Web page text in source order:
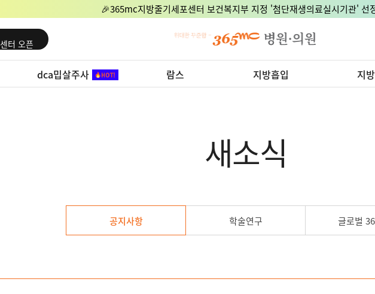
🎉365mc지방줄기세포센터 보건복지부 지정 '첨단재생의료실시기관' 선
터 오픈
터 오픈
터 오픈
dca밉살주사 람스 지방흡입 지
새소식
공지사항 학술연구 글로벌